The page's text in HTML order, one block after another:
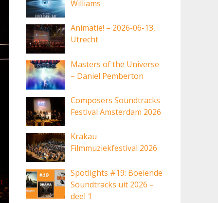
Williams
Animatie! – 2026-06-13,
Utrecht
Masters of the Universe
– Daniel Pemberton
Composers Soundtracks
Festival Amsterdam 2026
Krakau
Filmmuziekfestival 2026
Spotlights #19: Boeiende
Soundtracks uit 2026 –
deel 1